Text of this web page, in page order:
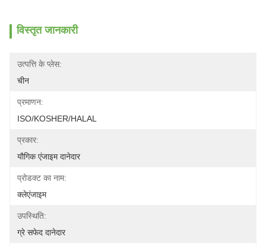
विस्तृत जानकारी
उत्पत्ति के प्लेस:
चीन
प्रमाणन:
ISO/KOSHER/HALAL
प्रकार:
यौगिक एंजाइम दानेदार
प्रोडक्ट का नाम:
क्लेएंजाइम
उपस्थिति:
ग्रे सफेद दानेदार